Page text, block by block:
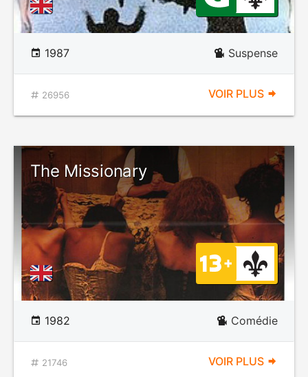
1987 Suspense
26956 VOIR PLUS
The Missionary
1982 Comédie
21746 VOIR PLUS